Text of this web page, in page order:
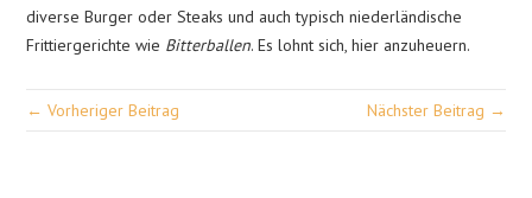
diverse Burger oder Steaks und auch typisch niederländische
Frittiergerichte wie Bitterballen. Es lohnt sich, hier anzuheuern.
← Vorheriger Beitrag Nächster Beitrag →